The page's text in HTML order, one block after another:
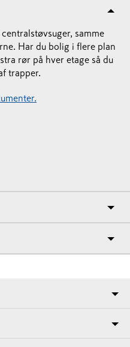
samme
Har du bolig i flere plan
rør på hver etage så du
trapper.